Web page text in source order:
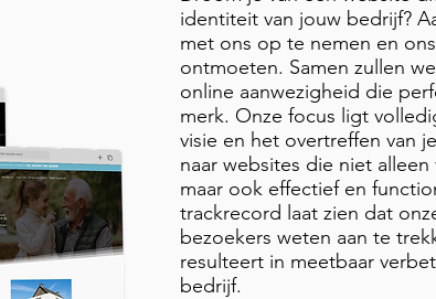
identiteit van jouw bedrijf?
met ons op te nemen en
ontmoeten. Samen zullen
online aanwezigheid die
merk. Onze focus ligt
visie en het overtreffen van
naar websites die niet
maar ook effectief en
trackrecord laat zien dat
bezoekers weten aan te
resulteert in meetbaar
bedrijf.